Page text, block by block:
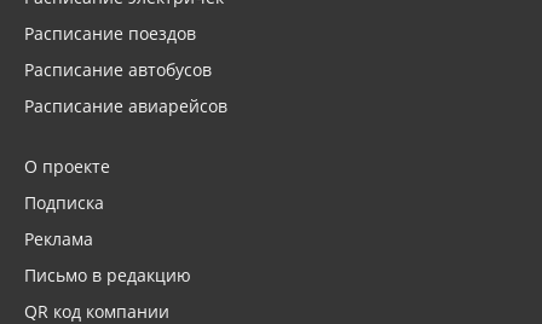
Расписание поездов
Расписание автобусов
Расписание авиарейсов
О проекте
Подписка
Реклама
Письмо в редакцию
QR код компании